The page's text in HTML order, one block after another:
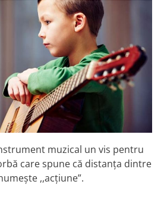
muzical un vis pentru
care spune că distanța dintre
,,acțiune”.